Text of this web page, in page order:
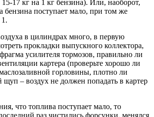
17 кг на 1 кг бензина). Или, наоборот,
бензина поступает мало, при том же
в цилиндрах много, в первую
прокладки выпускного коллектора,
усилителя тормозов, правильно ли
картера (проверьте хорошо ли
горловины, плотно ли
щуп – воздух не должен попадать в картер
что топлива поступает мало, то
раз чистились форсунки, менялся